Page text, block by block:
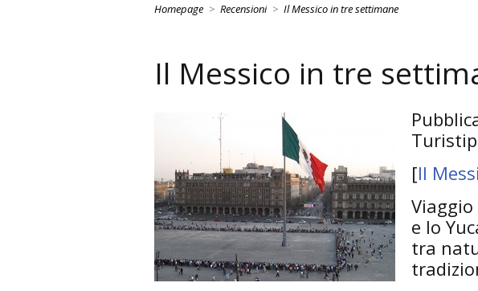
Homepage > Recensioni > Il Messico in tre settimane
Il Messico in tre
[Il
e lo
tra